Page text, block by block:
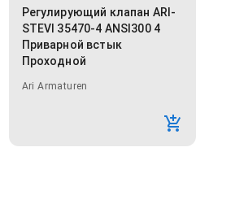
Регулирующий клапан ARI-
STEVI 35470-4 ANSI300 4
Приварной встык
Проходной
Ari Armaturen